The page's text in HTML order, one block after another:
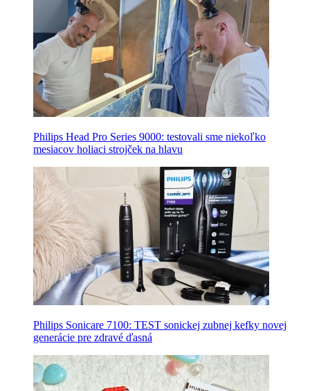
Philips Head Pro Series 9000: testovali sme niekoľko
mesiacov holiaci strojček na hlavu
Philips Sonicare 7100: TEST sonickej zubnej kefky novej
generácie pre zdravé ďasná